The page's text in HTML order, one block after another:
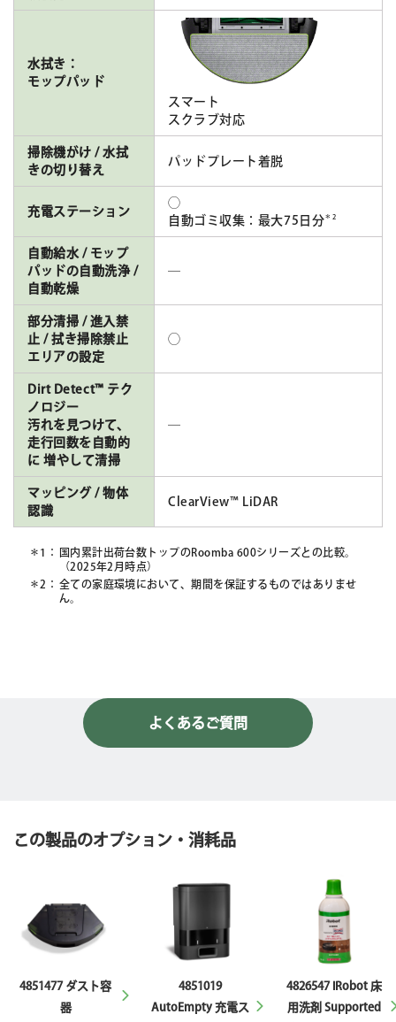
水拭き：
モップパッド
スマート
スクラブ対応
掃除機がけ / 水拭
きの切り替え
パッドプレート着脱
充電ステーション
◯
自動ゴミ収集：最大75日分＊2
自動給水 / モップ
パッドの自動洗浄 /
自動乾燥
―
部分清掃 / 進入禁
止 / 拭き掃除禁止
エリアの設定
◯
Dirt Detect™ テク
ノロジー
汚れを見つけて、
走行回数を自動的
に 増やして清掃
―
マッピング / 物体
認識
ClearView™ LiDAR
国内累計出荷台数トップのRoomba 600シリーズとの比較。
（2025年2月時点）
全ての家庭環境において、期間を保証するものではありませ
ん。
よくあるご質問
この製品のオプション・消耗品
4851477 ダスト容
器
4851019
AutoEmpty 充電ス
4826547 iRobot 床
用洗剤 Supported